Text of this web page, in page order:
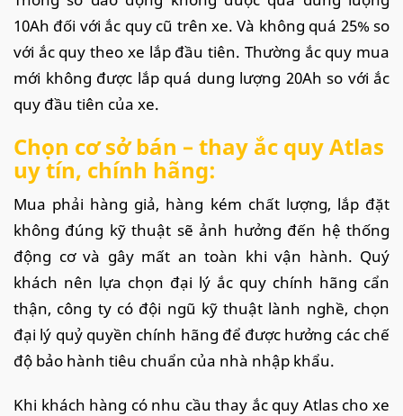
10Ah đối với ắc quy cũ trên xe. Và không quá 25% so
với ắc quy theo xe lắp đầu tiên. Thường ắc quy mua
mới không được lắp quá dung lượng 20Ah so với ắc
quy đầu tiên của xe.
Chọn cơ sở bán – thay ắc quy Atlas
uy tín, chính hãng:
Mua phải hàng giả, hàng kém chất lượng, lắp đặt
không đúng kỹ thuật sẽ ảnh hưởng đến hệ thống
động cơ và gây mất an toàn khi vận hành. Quý
khách nên lựa chọn đại lý ắc quy chính hãng cẩn
thận, công ty có đội ngũ kỹ thuật lành nghề, chọn
đại lý quỷ quyền chính hãng để được hưởng các chế
độ bảo hành tiêu chuẩn của nhà nhập khẩu.
Khi khách hàng có nhu cầu thay ắc quy Atlas cho xe